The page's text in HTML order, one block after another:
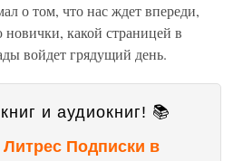
о том, что нас ждет впереди,
новички, какой страницей в
войдет грядущий день.
и аудиокниг! 📚
Подписки в